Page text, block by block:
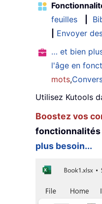
feuilles
Envoyer
… et bien
l'âge en
mots,
Utilisez Kutools
Boostez vos
fonctionnalités
plus besoin...